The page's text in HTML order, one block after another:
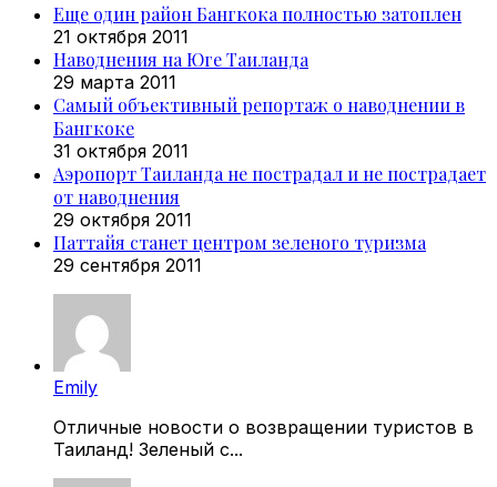
Еще один район Бангкока полностью затоплен
21 октября 2011
Наводнения на Юге Таиланда
29 марта 2011
Самый объективный репортаж о наводнении в
Бангкоке
31 октября 2011
Аэропорт Таиланда не пострадал и не пострадает
от наводнения
29 октября 2011
Паттайя станет центром зеленого туризма
29 сентября 2011
Emily
Отличные новости о возвращении туристов в
Таиланд! Зеленый с...